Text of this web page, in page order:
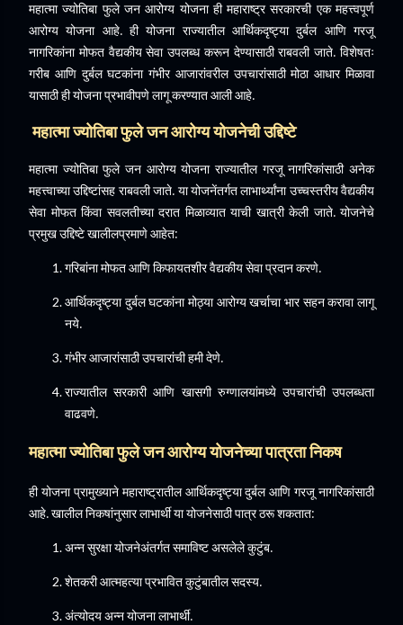
महात्मा ज्योतिबा फुले जन आरोग्य योजना ही महाराष्ट्र सरकारची एक महत्त्वपूर्ण
आरोग्य योजना आहे. ही योजना राज्यातील आर्थिकदृष्ट्या दुर्बल आणि गरजू
नागरिकांना मोफत वैद्यकीय सेवा उपलब्ध करून देण्यासाठी राबवली जाते. विशेषतः
गरीब आणि दुर्बल घटकांना गंभीर आजारांवरील उपचारांसाठी मोठा आधार मिळावा
यासाठी ही योजना प्रभावीपणे लागू करण्यात आली आहे.
महात्मा ज्योतिबा फुले जन आरोग्य योजनेची उद्दिष्टे
महात्मा ज्योतिबा फुले जन आरोग्य योजना राज्यातील गरजू नागरिकांसाठी अनेक
महत्त्वाच्या उद्दिष्टांसह राबवली जाते. या योजनेंतर्गत लाभार्थ्यांना उच्चस्तरीय वैद्यकीय
सेवा मोफत किंवा सवलतीच्या दरात मिळाव्यात याची खात्री केली जाते. योजनेचे
प्रमुख उद्दिष्टे खालीलप्रमाणे आहेत:
गरिबांना मोफत आणि किफायतशीर वैद्यकीय सेवा प्रदान करणे.
आर्थिकदृष्ट्या दुर्बल घटकांना मोठ्या आरोग्य खर्चाचा भार सहन करावा लागू
नये.
गंभीर आजारांसाठी उपचारांची हमी देणे.
राज्यातील सरकारी आणि खासगी रुग्णालयांमध्ये उपचारांची उपलब्धता
वाढवणे.
महात्मा ज्योतिबा फुले जन आरोग्य योजनेच्या पात्रता निकष
ही योजना प्रामुख्याने महाराष्ट्रातील आर्थिकदृष्ट्या दुर्बल आणि गरजू नागरिकांसाठी
आहे. खालील निकषांनुसार लाभार्थी या योजनेसाठी पात्र ठरू शकतात:
अन्न सुरक्षा योजनेअंतर्गत समाविष्ट असलेले कुटुंब.
शेतकरी आत्महत्या प्रभावित कुटुंबातील सदस्य.
अंत्योदय अन्न योजना लाभार्थी.